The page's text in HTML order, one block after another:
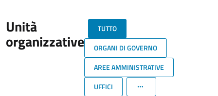
Unità
organizzative
TUTTO
ORGANI DI GOVERNO
AREE AMMINISTRATIVE
UFFICI